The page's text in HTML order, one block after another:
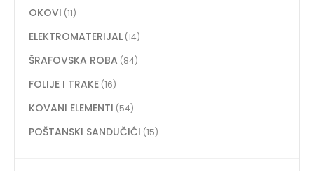
OKOVI (11)
ELEKTROMATERIJAL (14)
ŠRAFOVSKA ROBA (84)
FOLIJE I TRAKE (16)
KOVANI ELEMENTI (54)
POŠTANSKI SANDUČIĆI (15)